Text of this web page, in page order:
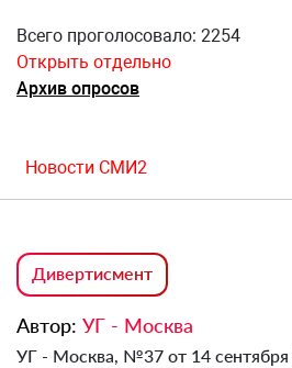
Всего проголосовало: 2254
Открыть отдельно
Архив опросов
Новости СМИ2
Дивертисмент
Автор: УГ - Москва
УГ - Москва, №37 от 14 сентября